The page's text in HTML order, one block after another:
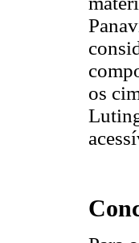
os